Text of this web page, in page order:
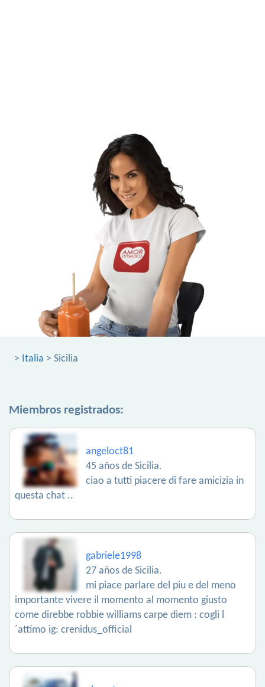
> Italia > Sicilia
Miembros registrados:
angeloct81
45 años de Sicilia.
ciao a tutti piacere di fare amicizia in
questa chat ..
gabriele1998
27 años de Sicilia.
mi piace parlare del piu e del meno
importante vivere il momento al momento giusto
come direbbe robbie williams carpe diem : cogli l
´attimo ig: crenidus_official